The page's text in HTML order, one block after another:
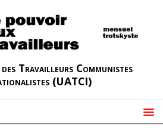
Travailleurs Communistes
(UATCI)